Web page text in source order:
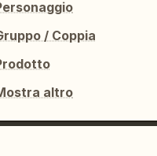
/ Coppia
altro